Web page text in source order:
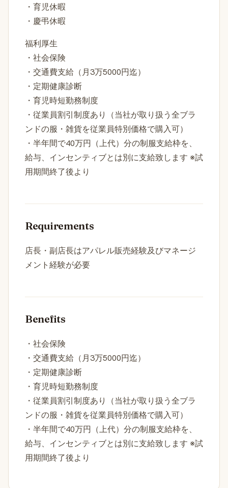
・育児休暇
・慶弔休暇
福利厚生
・社会保険
・交通費支給（月3万5000円迄）
・定期健康診断
・育児時短勤務制度
・従業員割引制度あり（当社が取り扱う全ブラ
ンドの服・雑貨を従業員特別価格で購入可）
・半年間で40万円（上代）分の制服支給枠を、
給与、インセンティブとは別に支給致します ※試
用期間終了後より
Requirements
店長・副店長はアパレル販売経験及びマネージ
メント経験が必要
Benefits
・社会保険
・交通費支給（月3万5000円迄）
・定期健康診断
・育児時短勤務制度
・従業員割引制度あり（当社が取り扱う全ブラ
ンドの服・雑貨を従業員特別価格で購入可）
・半年間で40万円（上代）分の制服支給枠を、
給与、インセンティブとは別に支給致します ※試
用期間終了後より